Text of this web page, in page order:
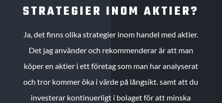
STRATEGIER INOM AKTIER?
Ja, det finns olika strategier inom handel med aktier.
Det jag använder och rekommenderar är att man
köper en aktier i ett företag som man har analyserat
och tror kommer öka i värde på långsikt. samt att du
investerar kontinuerligt i bolaget för att minska